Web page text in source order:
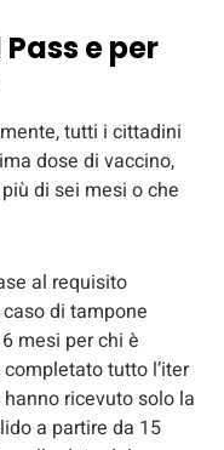
e per
tutti i cittadini
dose di vaccino,
di sei mesi o che
al requisito
di tampone
mesi per chi è
tutto l’iter
ricevuto solo la
a partire da 15